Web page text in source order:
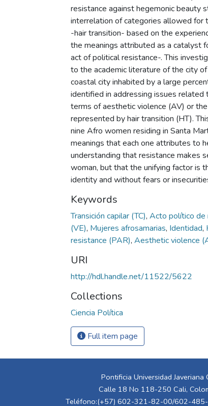
resistance against hegemonic beauty
interrelation of categories allowed for
-hair transition- based on the
the meanings attributed as a catalyst
act of political resistance-. This
to the academic literature of the city
coastal city inhabited by a large
identified in addressing issues
terms of aesthetic violence (AV) or
represented by hair transition (HT).
nine Afro women residing in Santa
meanings that each one attributes to
understanding that resistance makes
woman, but that the unifying factor is
identity and without fears or
Keywords
Transición capilar (TC), Acto político de
(VE), Mujeres afrosamarias, Identidad,
resistance (PAR), Aesthetic violence
URI
http://hdl.handle.net/11522/5622
Collections
Ciencia Política
Full item page
Pontificia Universidad Javeriana
Calle 18 No 118-250 Cali,
Teléfono:(+57) 602-321-82-00/602-